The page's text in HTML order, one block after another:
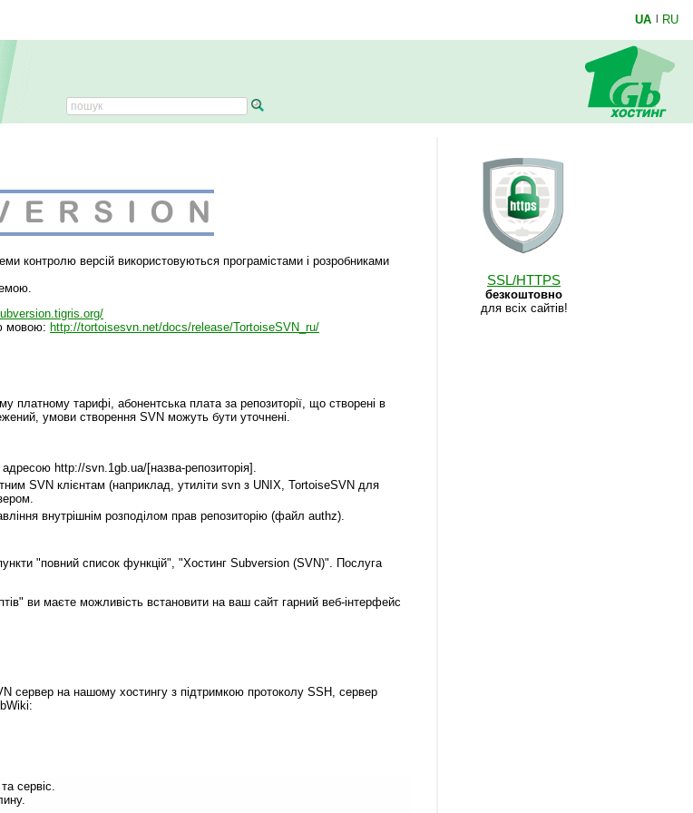
UA | RU
контролю версій використовуються програмістами і розробниками
мовою: http://tortoisesvn.net/docs/release/TortoiseSVN_ru/
платному тарифі, абонентська плата за репозиторії, що створені в
умови створення SVN можуть бути уточнені.
адресою http://svn.1gb.ua/[назва-репозиторія].
SVN клієнтам (наприклад, утиліти svn з UNIX, TortoiseSVN для
внутрішнім розподілом прав репозиторію (файл authz).
"повний список функцій", "Хостинг Subversion (SVN)". Послуга
ви маєте можливість встановити на ваш сайт гарний веб-інтерфейс
сервер на нашому хостингу з підтримкою протоколу SSH, сервер
сервіс.
SSL/HTTPS
безкоштовно
для всіх сайтів!